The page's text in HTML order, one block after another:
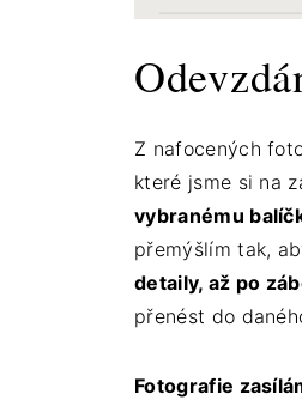
Z nafocených
které jsme si na
vybranému
přemýšlím tak,
detaily, až po
přenést do
Fotografie